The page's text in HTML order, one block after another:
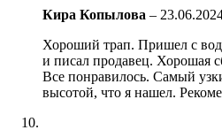
Кира Копылова –
Хороший трап. Пришел с
и писал продавец. Хорошая
Все понравилось. Самый
высотой, что я нашел.